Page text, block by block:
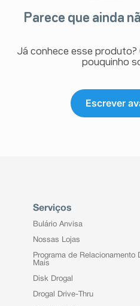
Parece que ainda
Já conhece esse
pouquinho
Escrever
Serviços
Bulário Anvisa
Nossas Lojas
Programa de Relacionamento
Mais
Disk Drogal
Drogal Drive-Thru